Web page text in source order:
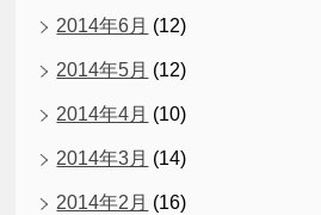
2014年6月 (12)
2014年5月 (12)
2014年4月 (10)
2014年3月 (14)
2014年2月 (16)